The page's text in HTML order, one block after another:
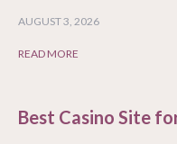
AUGUST 3, 2026
READ MORE
Best Casino Site